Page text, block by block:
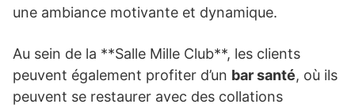
une ambiance motivante et dynamique.
Au sein de la **Salle Mille Club**, les clients
peuvent également profiter d’un bar santé, où ils
peuvent se restaurer avec des collations